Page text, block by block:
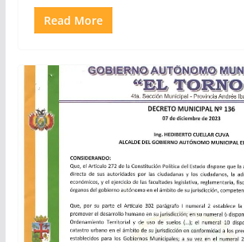
Read More